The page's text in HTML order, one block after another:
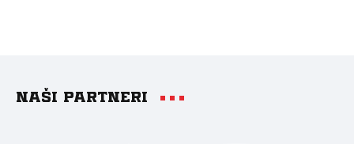
Naši partneri